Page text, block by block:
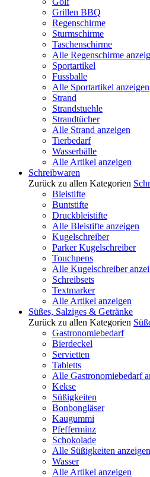
Grillen BBQ
Regenschirme
Sturmschirme
Taschenschirme
Alle Regenschirme
Sportartikel
Fussballe
Alle Sportartikel anzeigen
Strand
Strandstuehle
Strandtücher
Alle Strand anzeigen
Tierbedarf
Wasserbälle
Alle Artikel anzeigen
Schreibwaren
Zurück zu allen Kategorien
Bleistifte
Buntstifte
Druckbleistifte
Alle Bleistifte anzeigen
Kugelschreiber
Parker Kugelschreiber
Touchpens
Alle Kugelschreiber
Schreibsets
Textmarker
Alle Artikel anzeigen
Süßes, Salziges & Getränke
Zurück zu allen Kategorien
Gastronomiebedarf
Bierdeckel
Servietten
Tabletts
Alle Gastronomiebedarf
Kekse
Süßigkeiten
Bonbongläser
Kaugummi
Pfefferminz
Schokolade
Alle Süßigkeiten anzeigen
Wasser
Alle Artikel anzeigen